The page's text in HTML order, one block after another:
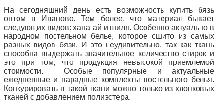
На сегодняшний день есть возможность купить бязь
оптом в Иваново.Тем более, что материал бывает
следующих видов: ханагай и шиля. Особенно актуально в
народном постельном белье, которое сшито из самых
разных видов бязи. И это неудивительно, так как ткань
способна выдержать значительное количество стирок и
это при том, что продукция невысокой приемлемой
стоимости.
Особые популярные и актуальные
ежедневные и парадные комплекты постельного белья.
Конкурировать в такой ткани можно только из хлопковых
тканей с добавлением полиэстера.